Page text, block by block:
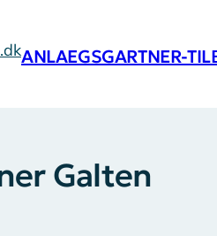
ANLAEGSGARTNER-
Galten